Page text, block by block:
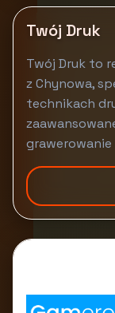
Twój Druk
Twój Druk to
z Chynowa,
technikach
grawerowanie